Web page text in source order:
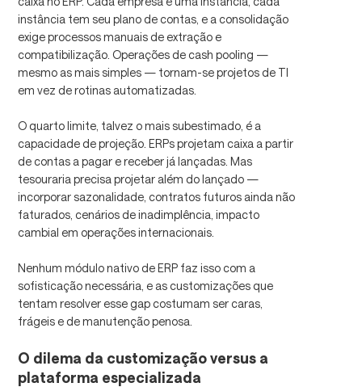
instância tem seu plano de contas, e a consolidação
exige processos manuais de extração e
compatibilização. Operações de cash pooling —
mesmo as mais simples — tornam-se projetos de TI
em vez de rotinas automatizadas.
O quarto limite, talvez o mais subestimado, é a
capacidade de projeção. ERPs projetam caixa a partir
de contas a pagar e receber já lançadas. Mas
tesouraria precisa projetar além do lançado —
incorporar sazonalidade, contratos futuros ainda não
faturados, cenários de inadimplência, impacto
cambial em operações internacionais.
Nenhum módulo nativo de ERP faz isso com a
sofisticação necessária, e as customizações que
tentam resolver esse gap costumam ser caras,
frágeis e de manutenção penosa.
O dilema da customização versus a
plataforma especializada